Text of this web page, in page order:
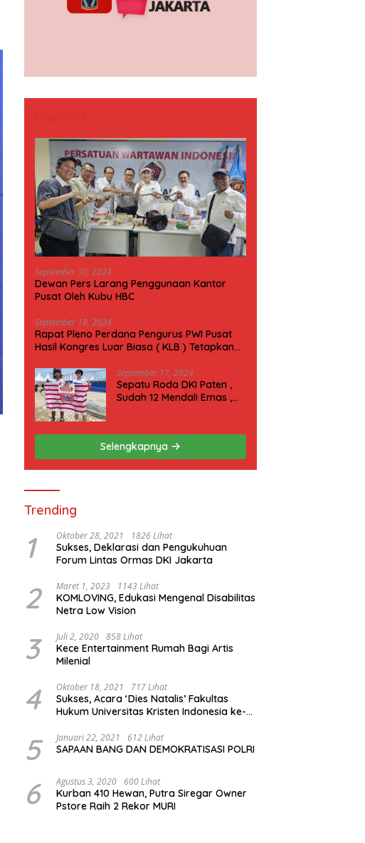
September 30, 2024
Dewan Pers Larang Penggunaan Kantor
Pusat Oleh Kubu HBC
September 18, 2024
Rapat Pleno Perdana Pengurus PWI Pusat
Hasil Kongres Luar Biasa ( KLB ) Tetapkan
September 17, 2024
Sepatu Roda DKI Paten ,
Sudah 12 Mendali Emas ,
Selengkapnya
Trending
1 Oktober 28, 2021 1826 Lihat
Sukses, Deklarasi dan Pengukuhuan
Forum Lintas Ormas DKI Jakarta
2 Maret 1, 2023 1143 Lihat
KOMLOVING, Edukasi Mengenal Disabilitas
Netra Low Vision
3 Juli 2, 2020 858 Lihat
Kece Entertainment Rumah Bagi Artis
Milenial
4 Oktober 18, 2021 717 Lihat
Sukses, Acara ‘Dies Natalis’ Fakultas
Hukum Universitas Kristen Indonesia ke-
5 Januari 22, 2021 612 Lihat
SAPAAN BANG DAN DEMOKRATISASI POLRI
6 Agustus 3, 2020 600 Lihat
Kurban 410 Hewan, Putra Siregar Owner
Pstore Raih 2 Rekor MURI